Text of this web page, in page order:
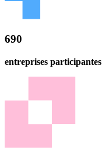
690
entreprises participantes